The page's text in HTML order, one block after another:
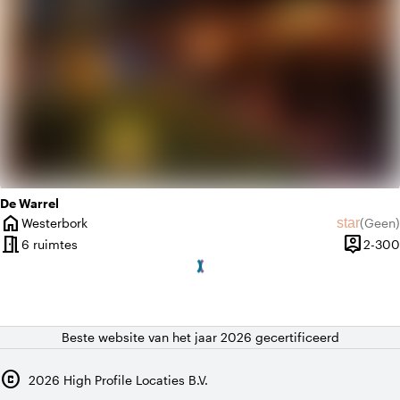
De Warrel
home
Plaats
Westerbork star(Geen)
Geen
meeting_room6 ruimtes person_pin2-300
Beste website van het jaar 2026 gecertificeerd
copyright 2026 High Profile Locaties B.V.